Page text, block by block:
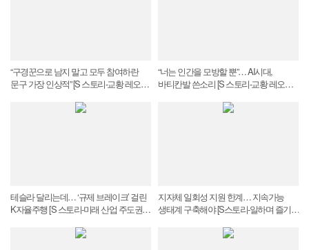
“구경꾼으로 남지 말고 모두 참여하란
문구 가장 인상적” [S 스토리-교황 레오
“너는 인간을 모방할 뿐”… AI시대,
바티칸발 쓴소리 [S 스토리-교황 레오
테슬라 달리는데… ‘규제 브레이크’ 걸린
K자율주행 [S 스토리-미래 산업 주도권
지자체 일회성 지원 한계… 지속가능
생태계 구축해야 [S스토리-일하며 즐기는